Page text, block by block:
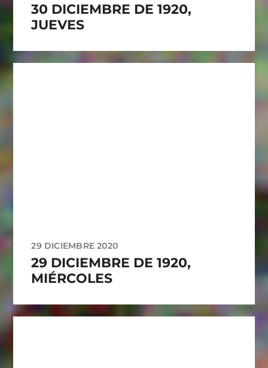
30 DICIEMBRE DE 1920,
JUEVES
29 DICIEMBRE 2020
29 DICIEMBRE DE 1920,
MIÉRCOLES